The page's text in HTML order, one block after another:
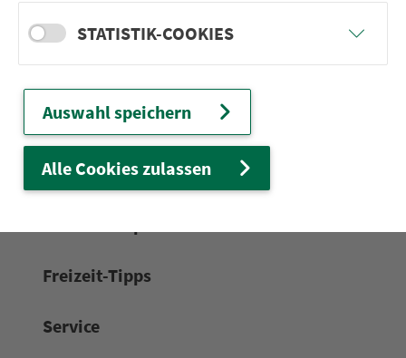
Wir sind für Sie da:
24h-Ser­vice­te­le­fon:
0911 27075-99
Zum Kon­taktformular
Frei­zeit-Tipps
Service
STATISTIK-COOKIES
Auswahl speichern
Alle Cookies zulassen